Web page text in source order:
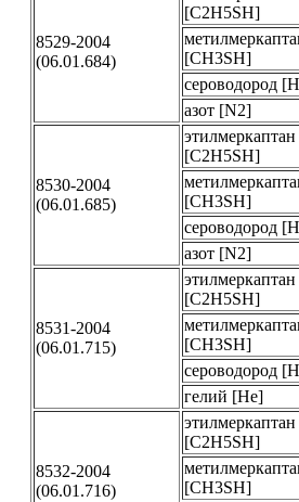
8529-2004
(06.01.684)
[C2H5SH]
[CH3SH]
сероводород
азот [N2]
8530-2004
(06.01.685)
этилмеркаптан
[C2H5SH]
[CH3SH]
сероводород
азот [N2]
8531-2004
(06.01.715)
этилмеркаптан
[C2H5SH]
[CH3SH]
сероводород
гелий [He]
8532-2004
(06.01.716)
этилмеркаптан
[C2H5SH]
[CH3SH]